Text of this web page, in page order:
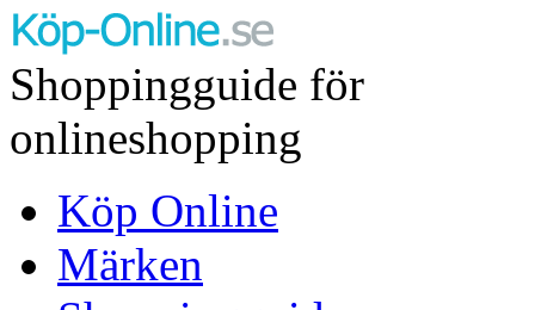
Shoppingguide för
onlineshopping
Köp Online
Märken